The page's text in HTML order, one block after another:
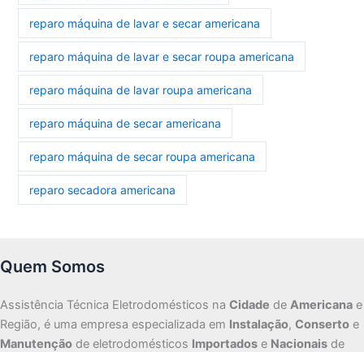
reparo máquina de lavar e secar americana
reparo máquina de lavar e secar roupa americana
reparo máquina de lavar roupa americana
reparo máquina de secar americana
reparo máquina de secar roupa americana
reparo secadora americana
Quem Somos
Assistência Técnica Eletrodomésticos na Cidade de Americana e
Região, é uma empresa especializada em Instalação, Conserto e
Manutenção de eletrodomésticos Importados e Nacionais de